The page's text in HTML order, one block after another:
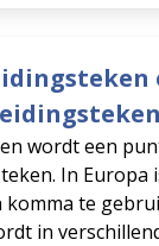
wordt een
In Europa
te
in